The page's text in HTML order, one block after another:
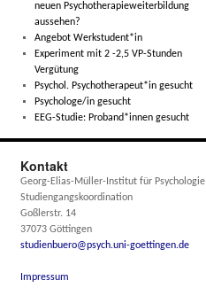
neuen Psychotherapieweiterbildung
aussehen?
Angebot Werkstudent*in
Experiment mit 2 -2,5 VP-Stunden
Vergütung
Psychol. Psychotherapeut*in gesucht
Psychologe/in gesucht
EEG-Studie: Proband*innen gesucht
Kontakt
Georg-Elias-Müller-Institut für Psychologie
Studiengangskoordination
Goßlerstr. 14
37073 Göttingen
studienbuero@psych.uni-goettingen.de
Impressum